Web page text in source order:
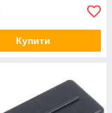
Купити